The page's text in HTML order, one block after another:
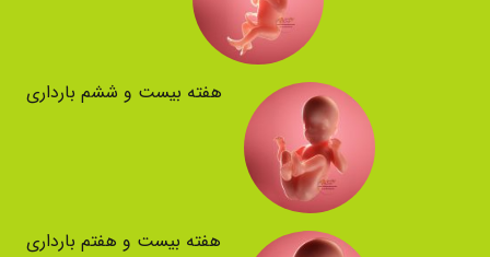
هفته بیست و ششم بارداری
هفته بیست و هفتم بارداری